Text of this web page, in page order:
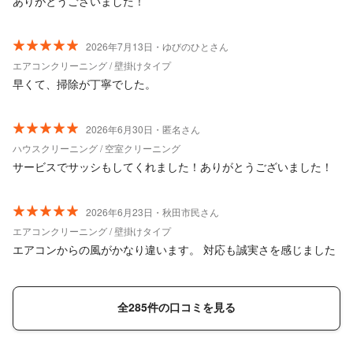
2026年7月13日・ゆびのひとさん
エアコンクリーニング / 壁掛けタイプ
早くて、掃除が丁寧でした。
2026年6月30日・匿名さん
ハウスクリーニング / 空室クリーニング
サービスでサッシもしてくれました！ありがとうございました！
2026年6月23日・秋田市民さん
エアコンクリーニング / 壁掛けタイプ
エアコンからの風がかなり違います。 対応も誠実さを感じました
全285件の口コミを見る